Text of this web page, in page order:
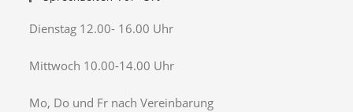
Dienstag 12.00- 16.00 Uhr
Mittwoch 10.00-14.00 Uhr
Mo, Do und Fr nach Vereinbarung